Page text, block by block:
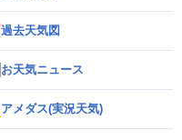
過去天気図
お天気ニュース
アメダス(実況天気)